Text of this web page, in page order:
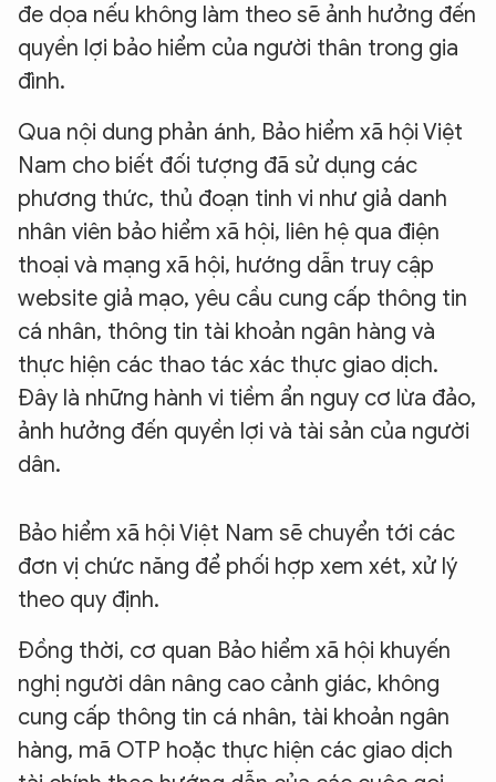
đe dọa nếu không làm theo sẽ ảnh hưởng đến
quyền lợi bảo hiểm của người thân trong gia
đình.
Qua nội dung phản ánh, Bảo hiểm xã hội Việt
Nam cho biết đối tượng đã sử dụng các
phương thức, thủ đoạn tinh vi như giả danh
nhân viên bảo hiểm xã hội, liên hệ qua điện
thoại và mạng xã hội, hướng dẫn truy cập
website giả mạo, yêu cầu cung cấp thông tin
cá nhân, thông tin tài khoản ngân hàng và
thực hiện các thao tác xác thực giao dịch.
Đây là những hành vi tiềm ẩn nguy cơ lừa đảo,
ảnh hưởng đến quyền lợi và tài sản của người
dân.
Bảo hiểm xã hội Việt Nam sẽ chuyển tới các
đơn vị chức năng để phối hợp xem xét, xử lý
theo quy định.
Đồng thời, cơ quan Bảo hiểm xã hội khuyến
nghị người dân nâng cao cảnh giác, không
cung cấp thông tin cá nhân, tài khoản ngân
hàng, mã OTP hoặc thực hiện các giao dịch